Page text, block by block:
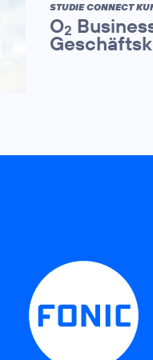
STUDIE CONNECT
O2